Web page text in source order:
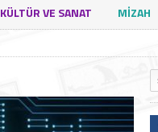
KÜLTÜR VE SANAT MIZAH